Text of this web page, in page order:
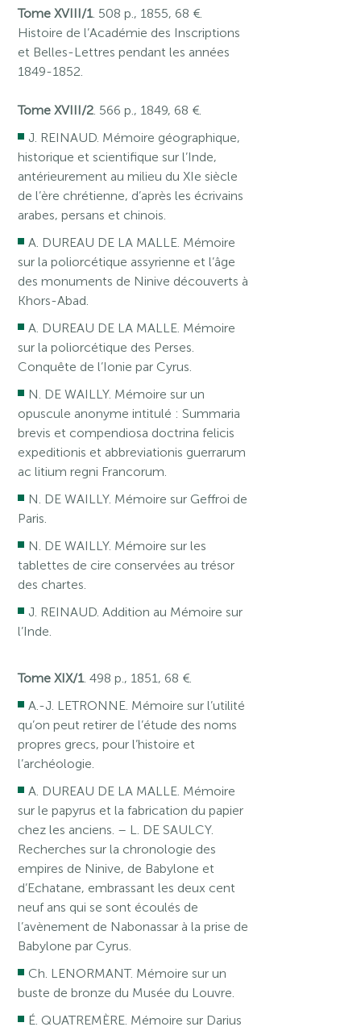
Tome XVIII/1 . 508 p., 1855, 68 €.
Histoire de l’Académie des Inscriptions
et Belles-Lettres pendant les années
1849-1852.
Tome XVIII/2 . 566 p., 1849, 68 €.
J. REINAUD. Mémoire géographique,
historique et scientifique sur l’Inde,
antérieurement au milieu du XIe siècle
de l’ère chrétienne, d’après les écrivains
arabes, persans et chinois.
A. DUREAU DE LA MALLE. Mémoire
sur la poliorcétique assyrienne et l’âge
des monuments de Ninive découverts à
Khors-Abad.
A. DUREAU DE LA MALLE. Mémoire
sur la poliorcétique des Perses.
Conquête de l’Ionie par Cyrus.
N. DE WAILLY. Mémoire sur un
opuscule anonyme intitulé : Summaria
brevis et compendiosa doctrina felicis
expeditionis et abbreviationis guerrarum
ac litium regni Francorum.
N. DE WAILLY. Mémoire sur Geffroi de
Paris.
N. DE WAILLY. Mémoire sur les
tablettes de cire conservées au trésor
des chartes.
J. REINAUD. Addition au Mémoire sur
l’Inde.
Tome XIX/1. 498 p., 1851, 68 €.
A.-J. LETRONNE. Mémoire sur l’utilité
qu’on peut retirer de l’étude des noms
propres grecs, pour l’histoire et
l’archéologie.
A. DUREAU DE LA MALLE. Mémoire
sur le papyrus et la fabrication du papier
chez les anciens. – L. DE SAULCY.
Recherches sur la chronologie des
empires de Ninive, de Babylone et
d’Echatane, embrassant les deux cent
neuf ans qui se sont écoulés de
l’avènement de Nabonassar à la prise de
Babylone par Cyrus.
Ch. LENORMANT. Mémoire sur un
buste de bronze du Musée du Louvre.
É. QUATREMÈRE. Mémoire sur Darius